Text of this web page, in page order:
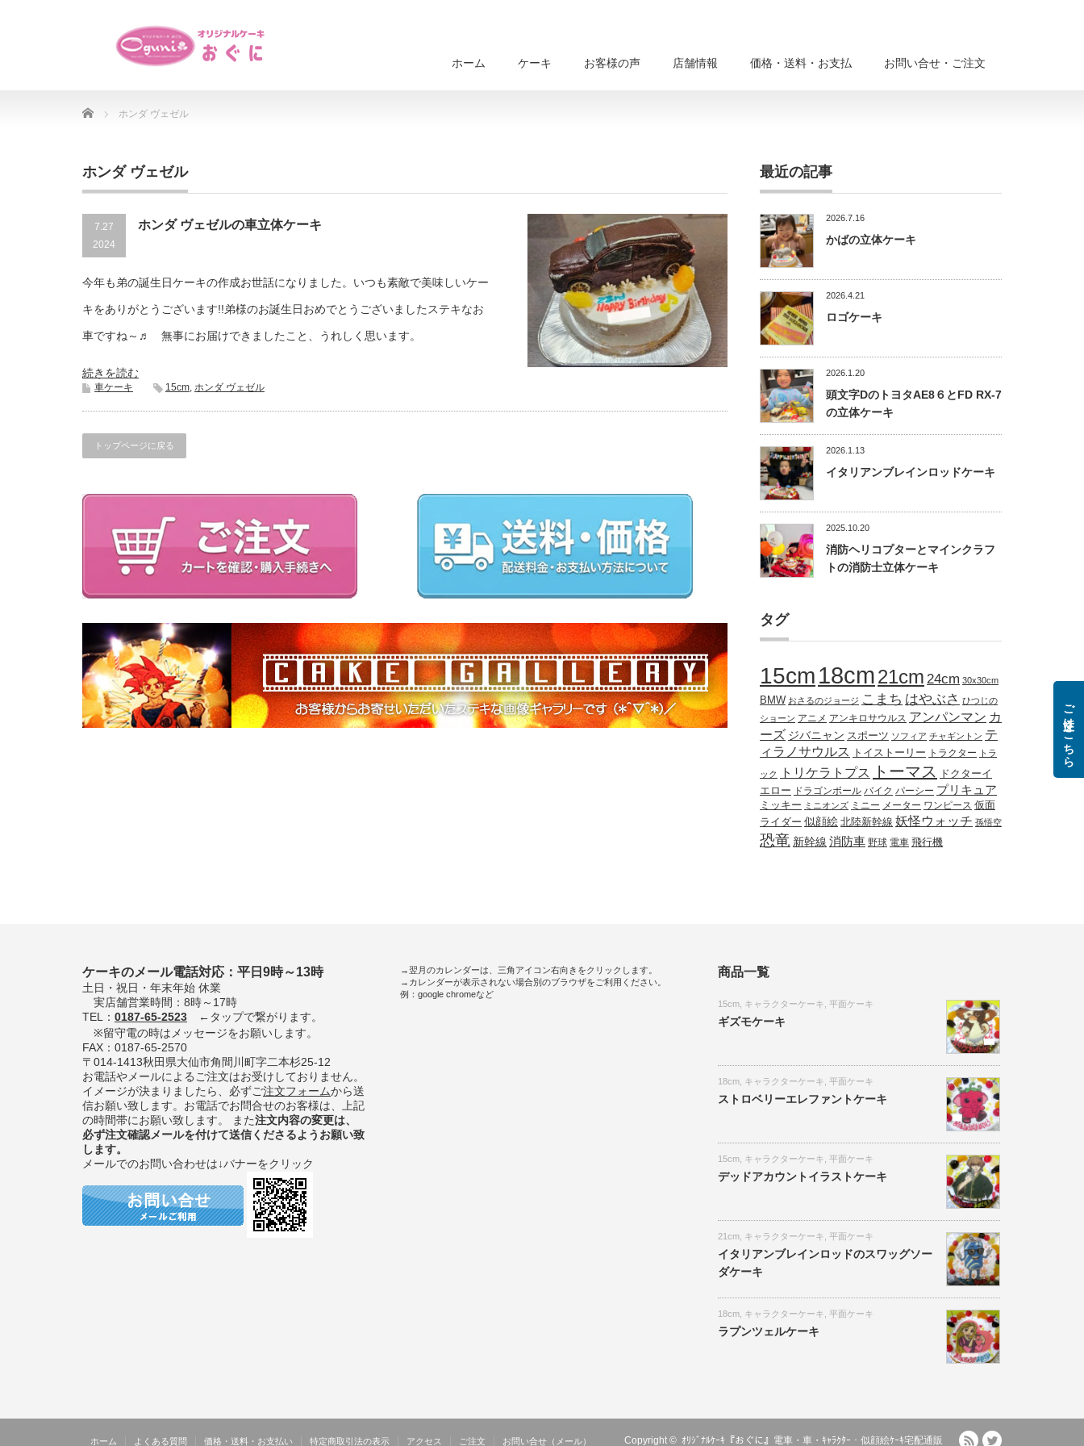
ホーム ケーキ お客様の声 店舗情報 価格・送料・お支払 お問い合せ・ご注文
Home ホンダ ヴェゼル
ホンダ ヴェゼル
7.27
2024
ホンダ ヴェゼルの車立体ケーキ
今年も弟の誕生日ケーキの作成お世話になりました。いつも素敵で美味しいケー
キをありがとうございます!!弟様のお誕生日おめでとうございましたステキなお
車ですね～♬ 無事にお届けできましたこと、うれしく思います。
続きを読む
車ケーキ 15cm, ホンダ ヴェゼル
トップページに戻る
最近の記事
2026.7.16
かばの立体ケーキ
2026.4.21
ロゴケーキ
2026.1.20
頭文字DのトヨタAE8６とFD RX-7
の立体ケーキ
2026.1.13
イタリアンブレインロッドケーキ
2025.10.20
消防ヘリコプターとマインクラフ
トの消防士立体ケーキ
タグ
15cm18cm21cm 24cm 30x30cm
BMW おさるのジョージ こまち はやぶさ ひつじの
ショーン アニメ アンキロサウルス アンパンマン カ
ーズ ジバニャン スポーツ ソフィア チャギントン テ
ィラノサウルス
トイストーリー トラクター トラ
ック トリケラトプス トーマス
ドクターイ
エロー
ドラゴンボール バイク パーシー プリキュア
ミッキー ミニオンズ ミニー メーター ワンピース 仮面
ライダー 似顔絵 北陸新幹線 妖怪ウォッチ 孫悟空
恐竜 新幹線 消防車 野球 電車 飛行機
ケーキのメール電話対応：平日9時～13時
土日・祝日・年末年始 休業
実店舗営業時間：8時～17時
TEL： 0187-65-2523 ←タップで繋がります。
※留守電の時はメッセージをお願いします。
FAX：0187-65-2570
〒014-1413秋田県大仙市角間川町字二本杉25-12
お電話やメールによるご注文はお受けしておりません。
イメージが決まりましたら、必ずご注文フォームから送
信お願い致します。お電話でお問合せのお客様は、上記
の時間帯にお願い致します。 また注文内容の変更は、
必ず注文確認メールを付けて送信くださるようお願い致
します。
メールでのお問い合わせは↓バナーをクリック
→翌月のカレンダーは、三角アイコン右向きをクリックします。
→カレンダーが表示されない場合別のブラウザをご利用ください。
例：google chromeなど
商品一覧
15cm キャラクターケーキ 平面ケーキ
ギズモケーキ
18cm キャラクターケーキ 平面ケーキ
ストロベリーエレファントケーキ
15cm キャラクターケーキ 平面ケーキ
デッドアカウントイラストケーキ
21cm キャラクターケーキ 平面ケーキ
イタリアンブレインロッドのスワッグソー
ダケーキ
18cm キャラクターケーキ 平面ケーキ
ラプンツェルケーキ
ホーム よくある質問 価格・送料・お支払い 特定商取引法の表示 アクセス ご注文 お問い合せ（メール）
RSS
Copyright © ｵﾘｼﾞﾅﾙｹｰｷ『おぐに』電車・車・ｷｬﾗｸﾀｰ・似顔絵ｹｰｷ宅配通販
ご注文はこちら